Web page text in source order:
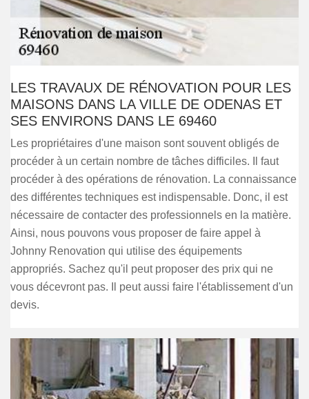
LES TRAVAUX DE RÉNOVATION POUR LES
MAISONS DANS LA VILLE DE ODENAS ET
SES ENVIRONS DANS LE 69460
Les propriétaires d'une maison sont souvent obligés de
procéder à un certain nombre de tâches difficiles. Il faut
procéder à des opérations de rénovation. La connaissance
des différentes techniques est indispensable. Donc, il est
nécessaire de contacter des professionnels en la matière.
Ainsi, nous pouvons vous proposer de faire appel à
Johnny Renovation qui utilise des équipements
appropriés. Sachez qu'il peut proposer des prix qui ne
vous décevront pas. Il peut aussi faire l'établissement d'un
devis.